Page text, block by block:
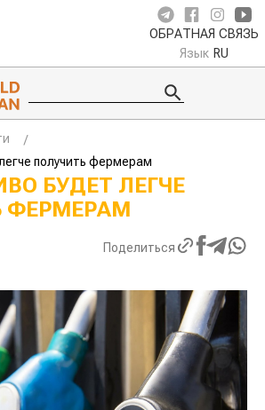
ОБРАТНАЯ СВЯЗЬ
Язык RU
получить фермерам
БУДЕТ ЛЕГЧЕ
ФЕРМЕРАМ
Поделиться